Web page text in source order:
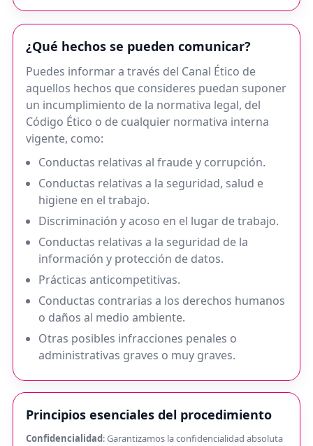
¿Qué hechos se pueden comunicar?
Puedes informar a través del Canal Ético de
aquellos hechos que consideres puedan suponer
un incumplimiento de la normativa legal, del
Código Ético o de cualquier normativa interna
vigente, como:
Conductas relativas al fraude y corrupción.
Conductas relativas a la seguridad, salud e
higiene en el trabajo.
Discriminación y acoso en el lugar de trabajo.
Conductas relativas a la seguridad de la
información y protección de datos.
Prácticas anticompetitivas.
Conductas contrarias a los derechos humanos
o daños al medio ambiente.
Otras posibles infracciones penales o
administrativas graves o muy graves.
Principios esenciales del procedimiento
Confidencialidad: Garantizamos la confidencialidad absoluta